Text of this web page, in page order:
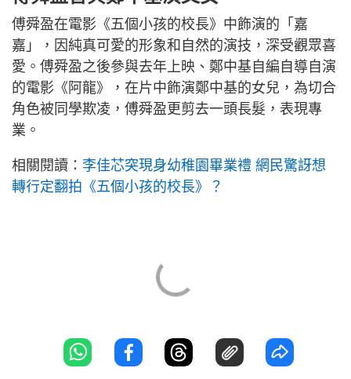
傅舜盈在電影《五個小孩的校長》中飾演的「嘉
嘉」，因純真可愛的形象和自然的演技，深受觀眾喜
愛。傅舜盈之後參與去年上映、鄭中基自編自導自演
的電影《阿龍》，在片中飾演鄭中基的女兒，為切合
角色被同學欺凌，傅舜盈更剪去一頭長髮，表現專
業。
相關閱讀： 李佳芯突現身幼稚園畢業禮 網民驚訝想
轉行定翻拍《五個小孩的校長》？